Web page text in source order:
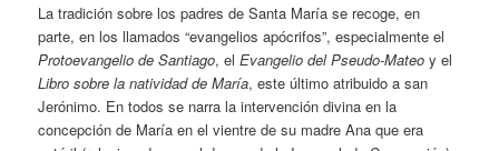
La tradición sobre los padres de Santa María se recoge, en
parte, en los llamados “evangelios apócrifos”, especialmente el
Protoevangelio de Santiago, elEvangelio del Pseudo-Mateo y el
Libro sobre la natividad de María, este último atribuido a san
Jerónimo. En todos se narra la intervención divina en la
concepción de María en el vientre de su madre Ana que era